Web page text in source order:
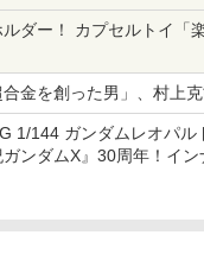
ダー！ カプセルトイ「
サクなど5種各3色
合金を創った男」、村上
1/144 ガンダムレオパル
ガンダムX』30周年！イン